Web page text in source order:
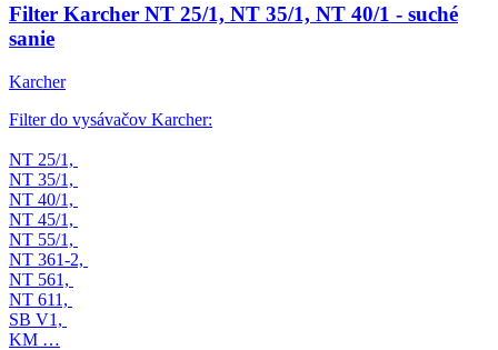
Filter Karcher NT 25/1, NT 35/1, NT 40/1 - suché
sanie
Karcher
Filter do vysávačov Karcher:
NT 25/1,
NT 35/1,
NT 40/1,
NT 45/1,
NT 55/1,
NT 361-2,
NT 561,
NT 611,
SB V1,
KM …